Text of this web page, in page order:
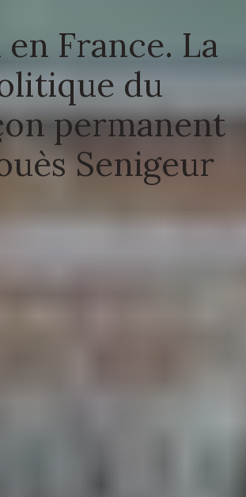
en France. La
du
permanent
Senigeur